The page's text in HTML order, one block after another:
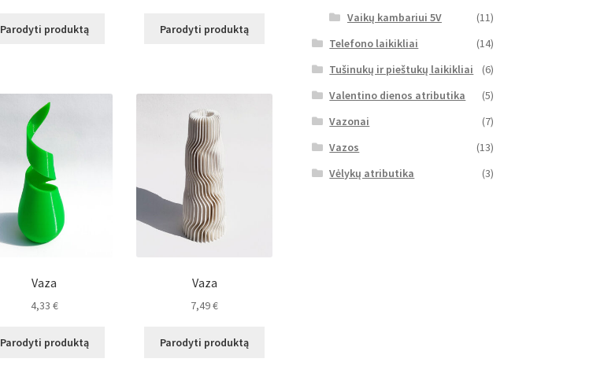
Parodyti produktą Parodyti produktą
Vaza
4,33 €
Parodyti produktą
Vaza
7,49€
Parodyti produktą
Vaikų kambariui 5V
(11)
Telefono laikikliai
(14)
Tušinukų ir pieštukų laikikliai
(6)
Valentino dienos atributika
(5)
Vazonai
(7)
Vazos
(13)
Vėlykų atributika
(3)